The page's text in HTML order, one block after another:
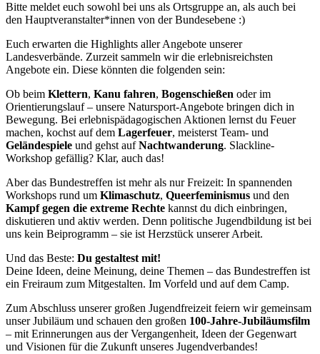
Bitte meldet euch sowohl bei uns als Ortsgruppe an, als auch bei
den Hauptveranstalter*innen von der Bundesebene :)
Euch erwarten die Highlights aller Angebote unserer
Landesverbände. Zurzeit sammeln wir die erlebnisreichsten
Angebote ein. Diese könnten die folgenden sein:
Ob beim Klettern, Kanu fahren, Bogenschießen oder im
Orientierungslauf – unsere Natursport-Angebote bringen dich in
Bewegung. Bei erlebnispädagogischen Aktionen lernst du Feuer
machen, kochst auf dem Lagerfeuer, meisterst Team- und
Geländespiele und gehst aufNachtwanderung. Slackline-
Workshop gefällig? Klar, auch das!
Aber das Bundestreffen ist mehr als nur Freizeit: In spannenden
Workshops rund um Klimaschutz, Queerfeminismus und den
Kampf gegen die extreme Rechte kannst du dich einbringen,
diskutieren und aktiv werden. Denn politische Jugendbildung ist bei
uns kein Beiprogramm – sie ist Herzstück unserer Arbeit.
Und das Beste: Du gestaltest mit!
Deine Ideen, deine Meinung, deine Themen – das Bundestreffen ist
ein Freiraum zum Mitgestalten. Im Vorfeld und auf dem Camp.
Zum Abschluss unserer großen Jugendfreizeit feiern wir gemeinsam
unser Jubiläum und schauen den großen 100-Jahre-Jubiläumsfilm
– mit Erinnerungen aus der Vergangenheit, Ideen der Gegenwart
und Visionen für die Zukunft unseres Jugendverbandes!